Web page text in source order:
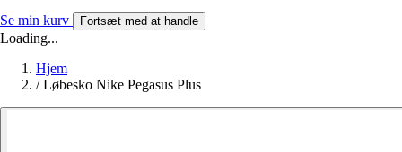
Se min kurv Fortsæt med at handle
Loading...
Hjem
/ Løbesko Nike Pegasus Plus